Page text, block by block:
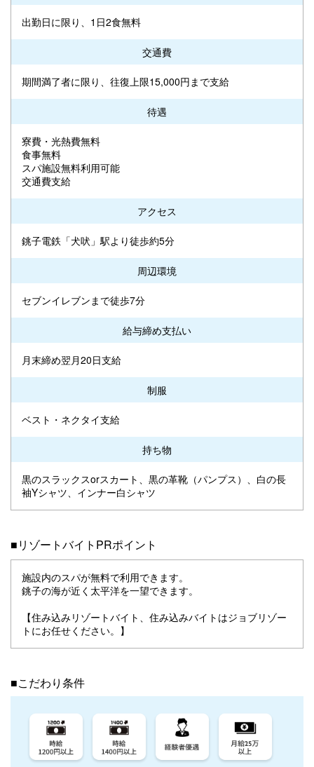
出勤日に限り、1日2食無料
交通費
期間満了者に限り、往復上限15,000円まで支給
待遇
寮費・光熱費無料
食事無料
スパ施設無料利用可能
交通費支給
アクセス
銚子電鉄「犬吠」駅より徒歩約5分
周辺環境
セブンイレブンまで徒歩7分
給与締め支払い
月末締め翌月20日支給
制服
ベスト・ネクタイ支給
持ち物
黒のスラックスorスカート、黒の革靴（パンプス）、白の長
袖Yシャツ、インナー白シャツ
■リゾートバイトPRポイント
施設内のスパが無料で利用できます。
銚子の海が近く太平洋を一望できます。
【住み込みリゾートバイト、住み込みバイトはジョブリゾー
トにお任せください。】
■こだわり条件